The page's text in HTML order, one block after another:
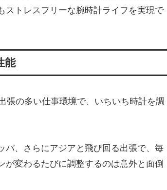
ストレスフリーな腕時計ライフを実現で
能
張の多い仕事環境で、いちいち時計を調
パ、さらにアジアと飛び回る出張で、毎
変わるたびに調整するのは意外と面倒